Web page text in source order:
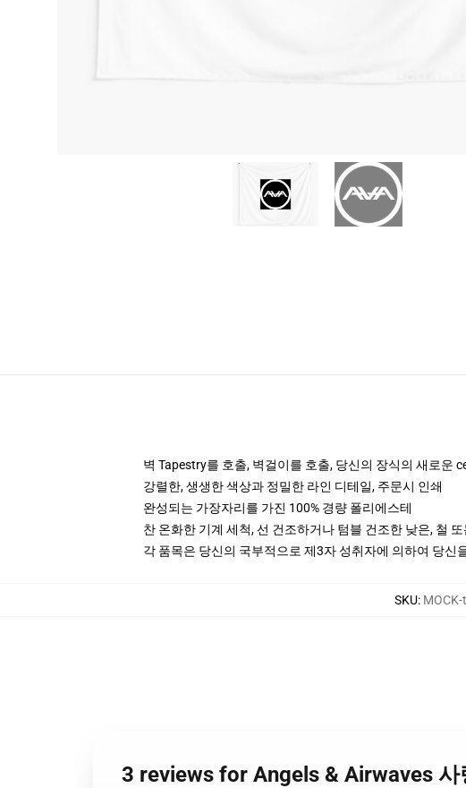
벽 Tapestry를 호출, 벽걸이를 호출, 당신의 장식의 새로운
강렬한, 생생한 색상과 정밀한 라인 디테일, 주문시 인쇄
완성되는 가장자리를 가진 100% 경량 폴리에스테
찬 온화한 기계 세척, 선 건조하거나 텀블 건조한 낮은, 철
각 품목은 당신의 국부적으로 제3자 성취자에 의하여 당
SKU:
3 reviews for Angels & Airwaves